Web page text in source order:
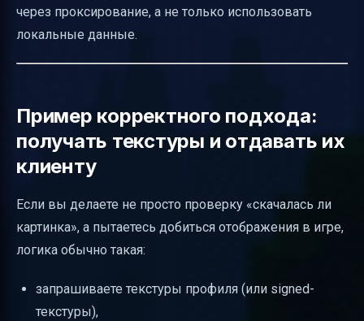
через проксирование, а не только использовать
локальные данные.
Пример корректного подхода:
получать текстуры и отдавать их
клиенту
Если вы делаете не просто проверку «скачалась ли
картинка», а пытаетесь добиться отображения в игре,
логика обычно такая:
запрашиваете текстуры профиля (или signed-
текстуры),